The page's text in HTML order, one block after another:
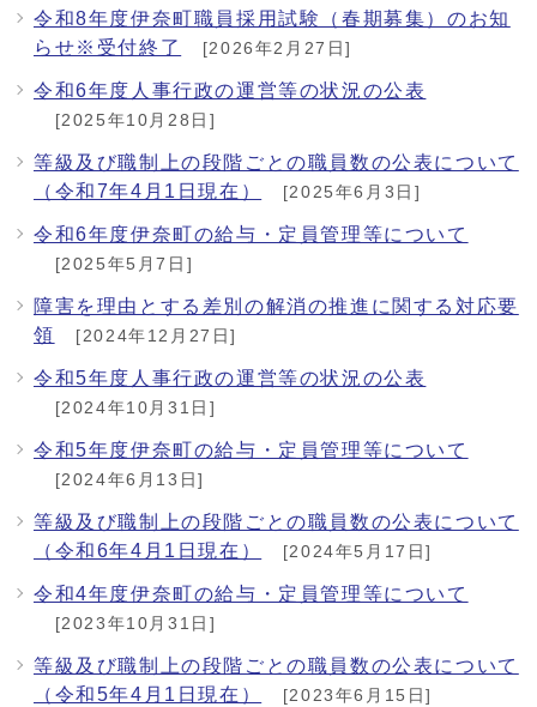
令和8年度伊奈町職員採用試験（春期募集）のお知
らせ※受付終了
[2026年2月27日]
令和6年度人事行政の運営等の状況の公表
[2025年10月28日]
等級及び職制上の段階ごとの職員数の公表について
（令和7年4月1日現在）
[2025年6月3日]
令和6年度伊奈町の給与・定員管理等について
[2025年5月7日]
障害を理由とする差別の解消の推進に関する対応要
領
[2024年12月27日]
令和5年度人事行政の運営等の状況の公表
[2024年10月31日]
令和5年度伊奈町の給与・定員管理等について
[2024年6月13日]
等級及び職制上の段階ごとの職員数の公表について
（令和6年4月1日現在）
[2024年5月17日]
令和4年度伊奈町の給与・定員管理等について
[2023年10月31日]
等級及び職制上の段階ごとの職員数の公表について
（令和5年4月1日現在）
[2023年6月15日]